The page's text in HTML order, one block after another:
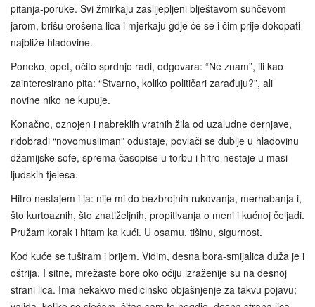
pitanja-poruke. Svi žmirkaju zaslijepljeni blještavom sunčevom
jarom, brišu orošena lica i mjerkaju gdje će se i čim prije dokopati
najbliže hladovine.
Poneko, opet, očito sprdnje radi, odgovara: “Ne znam”, ili kao
zainteresirano pita: “Stvarno, koliko političari zarađuju?”, ali
novine niko ne kupuje.
Konačno, oznojen i nabreklih vratnih žila od uzaludne dernjave,
riđobradi “novomusliman” odustaje, povlači se dublje u hladovinu
džamijske sofe, sprema časopise u torbu i hitro nestaje u masi
ljudskih tjelesa.
Hitro nestajem i ja: nije mi do bezbrojnih rukovanja, merhabanja i,
što kurtoaznih, što znatiželjnih, propitivanja o meni i kućnoj čeljadi.
Pružam korak i hitam ka kući. U osamu, tišinu, sigurnost.
Kod kuće se tuširam i brijem. Vidim, desna bora-smijalica duža je i
oštrija. I sitne, mrežaste bore oko očiju izraženije su na desnoj
strani lica. Ima nekakvo medicinsko objašnjenje za takvu pojavu;